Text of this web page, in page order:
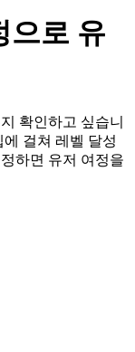
으로 유
확인하고 싶습니
걸쳐 레벨 달성
하면 유저 여정을